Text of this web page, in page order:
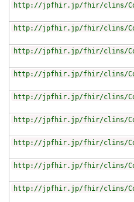
http://jpfhir.jp/fhir/clins/
http://jpfhir.jp/fhir/clins/
http://jpfhir.jp/fhir/clins/
http://jpfhir.jp/fhir/clins/
http://jpfhir.jp/fhir/clins/
http://jpfhir.jp/fhir/clins/
http://jpfhir.jp/fhir/clins/
http://jpfhir.jp/fhir/clins/
http://jpfhir.jp/fhir/clins/